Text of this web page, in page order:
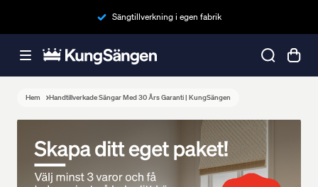
Sängtillverkning i egen fabrik
Hem Handtillverkade Sängar Med 30 Års Garanti | KungSängen